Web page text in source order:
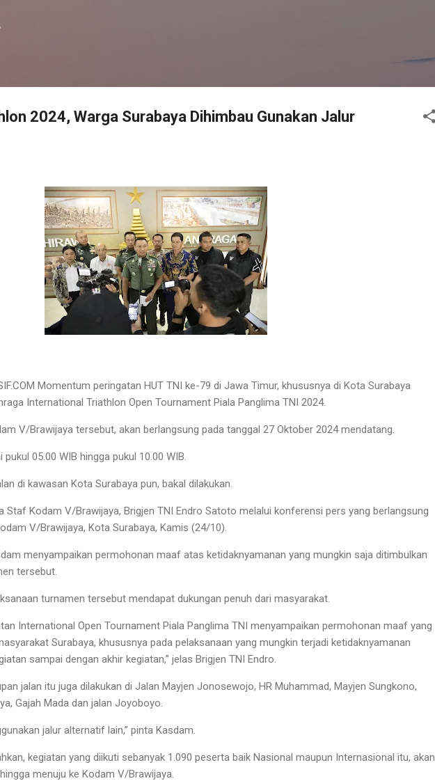
2024, Warga Surabaya Dihimbau Gunakan Jalur
Momentum peringatan HUT TNI ke-79 di Jawa Timur, khususnya di Kota Surabaya
International Triathlon Open Tournament Piala Panglima TNI 2024.
V/Brawijaya tersebut, akan berlangsung pada tanggal 27 Oktober 2024 mendatang.
05.00 WIB hingga pukul 10.00 WIB.
di kawasan Kota Surabaya pun, bakal dilakukan.
Staf Kodam V/Brawijaya, Brigjen TNI Endro Satoto melalui konferensi pers yang berlangsung
V/Brawijaya, Kota Surabaya, Kamis (24/10).
menyampaikan permohonan maaf atas ketidaknyamanan yang mungkin saja ditimbulkan
tersebut.
turnamen tersebut mendapat dukungan penuh dari masyarakat.
International Open Tournament Piala Panglima TNI menyampaikan permohonan maaf yang
Surabaya, khususnya pada pelaksanaan yang mungkin terjadi ketidaknyamanan
sampai dengan akhir kegiatan,” jelas Brigjen TNI Endro.
jalan itu juga dilakukan di Jalan Mayjen Jonosewojo, HR Muhammad, Mayjen Sungkono,
Gajah Mada dan jalan Joyoboyo.
jalur alternatif lain,” pinta Kasdam.
kegiatan yang diikuti sebanyak 1.090 peserta baik Nasional maupun Internasional itu, akan
menuju ke Kodam V/Brawijaya.